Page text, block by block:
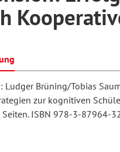
und
Forum
Ludger Brüning/Tobias
zur kognitiven
Seiten. ISBN 978-3-87964-